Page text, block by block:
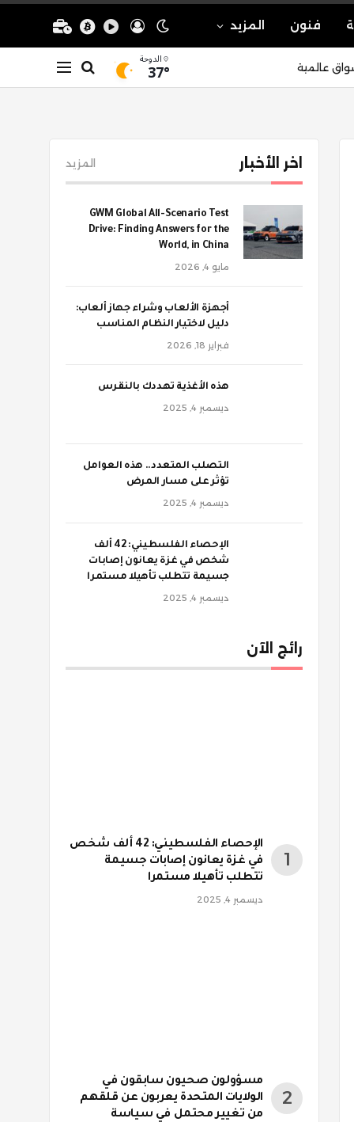
فنون المزيد
عالمية الدوحة
37°
اخر الأخبار المزيد
GWM Global All-Scenario Test
Drive: Finding Answers for the
World, in China
مايو 4, 2026
أجهزة الألعاب وشراء جهاز ألعاب:
دليل لاختيار النظام المناسب
فبراير 18, 2026
‫هذه الأغذية تهددك بالنقرس
ديسمبر 4, 2025
‫التصلب المتعدد.. هذه العوامل
تؤثر على مسار المرض
ديسمبر 4, 2025
الإحصاء الفلسطيني: 42 ألف
شخص في غزة يعانون إصابات
جسيمة تتطلب تأهيلا مستمرا
ديسمبر 4, 2025
رائج الآن
الإحصاء الفلسطيني: 42 ألف شخص
في غزة يعانون إصابات جسيمة
تتطلب تأهيلا مستمرا
ديسمبر 4, 2025
مسؤولون صحيون سابقون في
الولايات المتحدة يعربون عن قلقهم
من تغيير محتمل في سياسة